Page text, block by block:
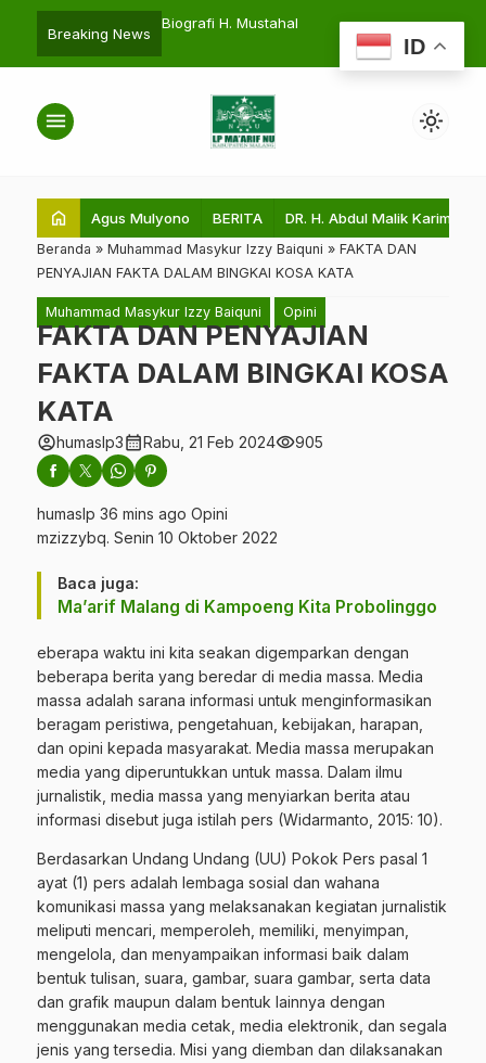
Breaking News
LP Maarif NU
Malang
Biografi H. Mustahal Mengabdi
menu light_mode
home Agus Mulyono BERITA DR. H. Abdul Malik Karim
Beranda » Muhammad Masykur Izzy Baiquni » FAKTA DAN
PENYAJIAN FAKTA DALAM BINGKAI KOSA KATA
Muhammad Masykur Izzy Baiquni Opini
FAKTA DAN PENYAJIAN
FAKTA DALAM BINGKAI KOSA
KATA
account_circlehumaslp3calendar_monthRabu, 21 Feb 2024visibility905
humaslp 36 mins ago Opini
mzizzybq. Senin 10 Oktober 2022
Baca juga:
Ma’arif Malang di Kampoeng Kita Probolinggo
eberapa waktu ini kita seakan digemparkan dengan
beberapa berita yang beredar di media massa. Media
massa adalah sarana informasi untuk menginformasikan
beragam peristiwa, pengetahuan, kebijakan, harapan,
dan opini kepada masyarakat. Media massa merupakan
media yang diperuntukkan untuk massa. Dalam ilmu
jurnalistik, media massa yang menyiarkan berita atau
informasi disebut juga istilah pers (Widarmanto, 2015: 10).
Berdasarkan Undang Undang (UU) Pokok Pers pasal 1
ayat (1) pers adalah lembaga sosial dan wahana
komunikasi massa yang melaksanakan kegiatan jurnalistik
meliputi mencari, memperoleh, memiliki, menyimpan,
mengelola, dan menyampaikan informasi baik dalam
bentuk tulisan, suara, gambar, suara gambar, serta data
dan grafik maupun dalam bentuk lainnya dengan
menggunakan media cetak, media elektronik, dan segala
jenis yang tersedia. Misi yang diemban dan dilaksanakan
ID